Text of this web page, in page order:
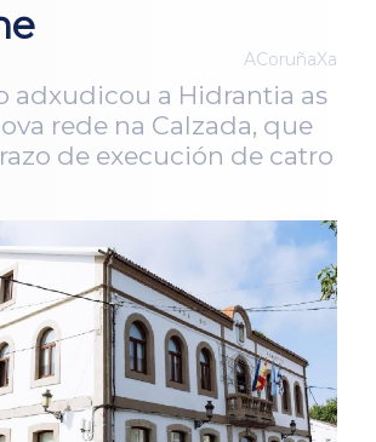
ACoruñaXa
adxudicou a Hidrantia as
rede na Calzada, que
de execución de catro